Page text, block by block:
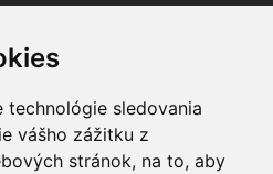
technológie sledovania
vášho zážitku z
stránok, na to, aby
Instagram